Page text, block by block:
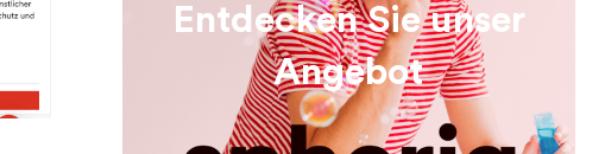
Entdecken Sie unser
Angebot